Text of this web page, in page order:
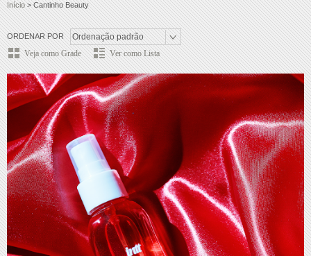
Início>Cantinho Beauty
ORDENAR POR
Veja como Grade Ver como Lista